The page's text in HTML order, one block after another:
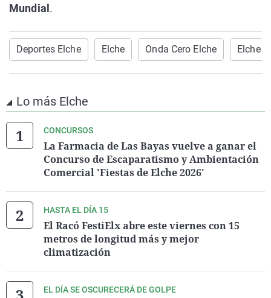
Mundial .
Deportes Elche Elche Onda Cero Elche Elche
Lo más Elche
CONCURSOS
La Farmacia de Las Bayas vuelve a ganar el
Concurso de Escaparatismo y Ambientación
Comercial 'Fiestas de Elche 2026'
HASTA EL DÍA 15
El Racó FestiElx abre este viernes con 15
metros de longitud más y mejor
climatización
EL DÍA SE OSCURECERÁ DE GOLPE